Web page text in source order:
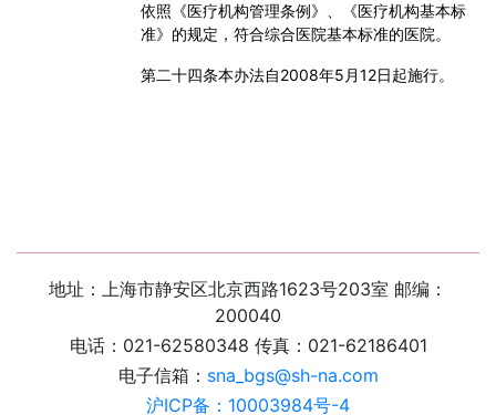
依照《医疗机构管理条例》、《医疗机构基本标
准》的规定，符合综合医院基本标准的医院。
第二十四条本办法自2008年5月12日起施行。
地址：上海市静安区北京西路1623号203室 邮编：
200040
电话：021-62580348 传真：021-62186401
电子信箱： sna_bgs@sh-na.com
沪ICP备：10003984号-4